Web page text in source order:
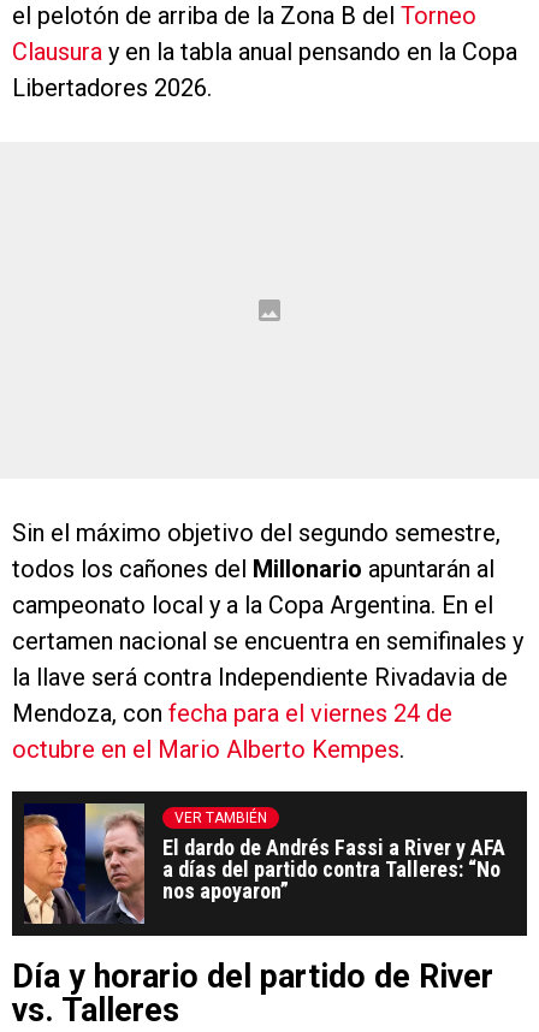
el pelotón de arriba de la Zona B del Torneo
Clausura y en la tabla anual pensando en la Copa
Libertadores 2026.
Sin el máximo objetivo del segundo semestre,
todos los cañones del Millonario apuntarán al
campeonato local y a la Copa Argentina. En el
certamen nacional se encuentra en semifinales y
la llave será contra Independiente Rivadavia de
Mendoza, con fecha para el viernes 24 de
octubre en el Mario Alberto Kempes.
VER TAMBIÉN
El dardo de Andrés Fassi a River y AFA
a días del partido contra Talleres: “No
nos apoyaron”
Día y horario del partido de River
vs. Talleres